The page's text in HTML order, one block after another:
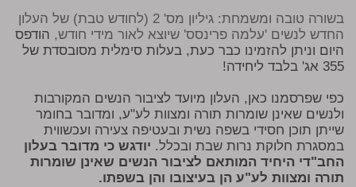
בשורה טובה ומשמחת: גיליון מס' 2 (לחודש טבת) של העלון
החדש לנשים 'עלמה פרינסס' שיוצא לאור מידי חודש, הודפס
היום וניתן להזמינו כבר כעת, בעלות סימלית מסובסדת של
355 אג' בלבד ליחידה!
כפי שפרסמנו כאן, העלון מיועד לציבור הנשים המקורבות
ולנשים שאינן שומרות תורה ומצוות לע"ע, ומדובר בחומר
שייתן תוכן חסידי בשפה נשית ובעטיפה צעירה ועכשווית
במסגרת חלוקת נרות שבת ובכלל. יודגש כי מדובר בעלון
החב"די היחיד המותאם לציבור הנשים שאינן שומרות
תורה ומצוות לע"ע הן בעיצובו והן בשפתו.